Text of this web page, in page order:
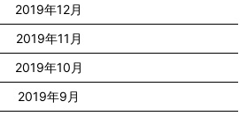
2019年12月
2019年11月
2019年10月
2019年9月